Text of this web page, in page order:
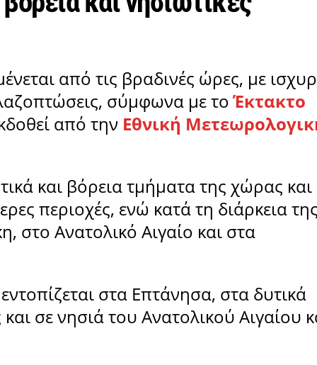
από τις βραδινές ώρες, με
σύμφωνα με τοΈκτακτο
από την Εθνική
και βόρεια τμήματα της χώρας και
περιοχές, ενώ κατά τη διάρκεια της
στο Ανατολικό Αιγαίο και στα
στα Επτάνησα, στα δυτικά
σε νησιά του Ανατολικού Αιγαίου